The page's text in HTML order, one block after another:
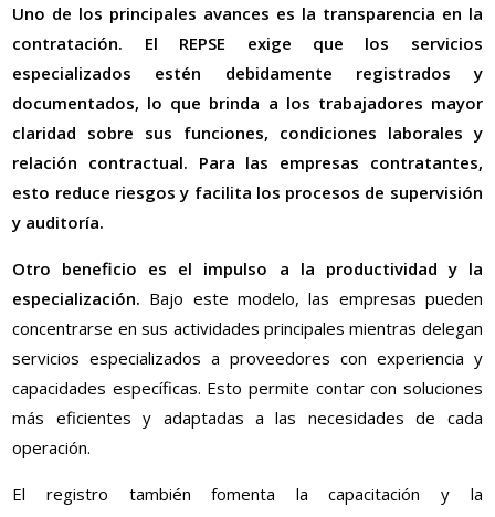
Uno de los principales avances es la transparencia en la
contratación. El REPSE exige que los servicios
especializados estén debidamente registrados y
documentados, lo que brinda a los trabajadores mayor
claridad sobre sus funciones, condiciones laborales y
relación contractual. Para las empresas contratantes,
esto reduce riesgos y facilita los procesos de supervisión
y auditoría.
Otro beneficio es el impulso a la productividad y la
especialización. Bajo este modelo, las empresas pueden
concentrarse en sus actividades principales mientras delegan
servicios especializados a proveedores con experiencia y
capacidades específicas. Esto permite contar con soluciones
más eficientes y adaptadas a las necesidades de cada
operación.
El registro también fomenta la capacitación y la